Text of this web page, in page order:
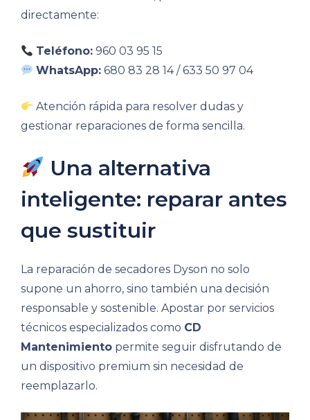
directamente:
Teléfono: 960 03 95 15
WhatsApp: 680 83 28 14 / 633 50 97 04
Atención rápida para resolver dudas y
gestionar reparaciones de forma sencilla.
Una alternativa
inteligente: reparar antes
que sustituir
La reparación de secadores Dyson no solo
supone un ahorro, sino también una decisión
responsable y sostenible. Apostar por servicios
técnicos especializados como CD
Mantenimiento permite seguir disfrutando de
un dispositivo premium sin necesidad de
reemplazarlo.